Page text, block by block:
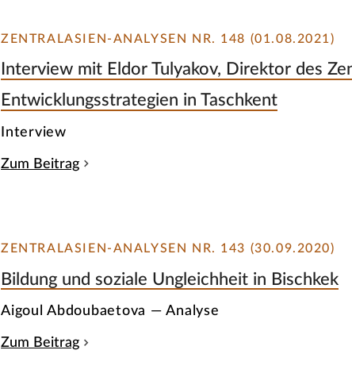
ZENTRALASIEN-ANALYSEN NR. 148 (01.08.2021)
Interview mit Eldor Tulyakov, Direktor des
Entwicklungsstrategien in Taschkent
Interview
Zum Beitrag
ZENTRALASIEN-ANALYSEN NR. 143 (30.09.2020)
Bildung und soziale Ungleichheit in Bischkek
Aigoul Abdoubaetova — Analyse
Zum Beitrag